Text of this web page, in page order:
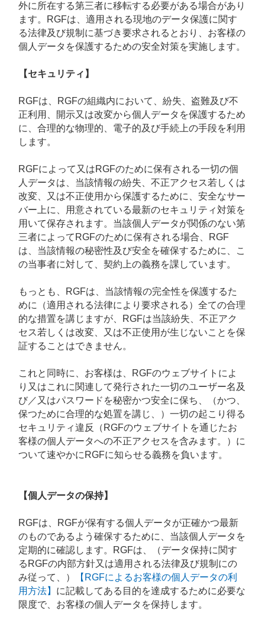
外に所在する第三者に移転する必要がある場合があり
ます。RGFは、適用される現地のデータ保護に関す
る法律及び規制に基づき要求されるとおり、お客様の
個人データを保護するための安全対策を実施します。
【セキュリティ】
RGFは、RGFの組織内において、紛失、盗難及び不
正利用、開示又は改変から個人データを保護するため
に、合理的な物理的、電子的及び手続上の手段を利用
します。
RGFによって又はRGFのために保有される一切の個
人データは、当該情報の紛失、不正アクセス若しくは
改変、又は不正使用から保護するために、安全なサー
バー上に、用意されている最新のセキュリティ対策を
用いて保存されます。当該個人データが関係のない第
三者によってRGFのために保有される場合、RGF
は、当該情報の秘密性及び安全を確保するために、こ
の当事者に対して、契約上の義務を課しています。
もっとも、RGFは、当該情報の完全性を保護するた
めに（適用される法律により要求される）全ての合理
的な措置を講じますが、RGFは当該紛失、不正アク
セス若しくは改変、又は不正使用が生じないことを保
証することはできません。
これと同時に、お客様は、RGFのウェブサイトによ
り又はこれに関連して発行された一切のユーザー名及
び／又はパスワードを秘密かつ安全に保ち、（かつ、
保つために合理的な処置を講じ、）一切の起こり得る
セキュリティ違反（RGFのウェブサイトを通じたお
客様の個人データへの不正アクセスを含みます。）に
ついて速やかにRGFに知らせる義務を負います。
【個人データの保持】
RGFは、RGFが保有する個人データが正確かつ最新
のものであるよう確保するために、当該個人データを
定期的に確認します。RGFは、（データ保持に関す
るRGFの内部方針又は適用される法律及び規制にの
み従って、）
【RGFによるお客様の個人データの利
用方法】 に記載してある目的を達成するために必要な
限度で、お客様の個人データを保持します。